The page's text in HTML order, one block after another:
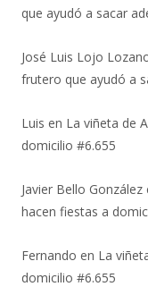
que ayudó a sacar
José Luis Lojo
frutero que ayudó a
Luis en La viñeta de
domicilio #6.655
Javier Bello González
hacen fiestas a
Fernando en La
domicilio #6.655